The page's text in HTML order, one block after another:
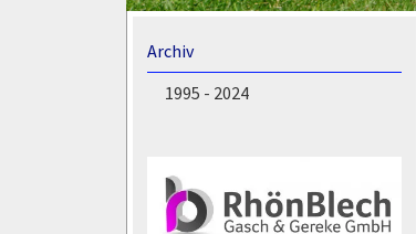
Archiv
1995 - 2024